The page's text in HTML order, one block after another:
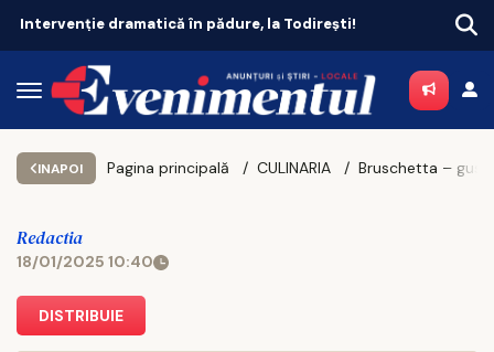
INAPOI Pagina principală CULINARIA
Redactia
18/01/2025 10:40
DISTRIBUIE